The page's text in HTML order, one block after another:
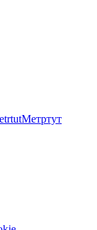
Метртут